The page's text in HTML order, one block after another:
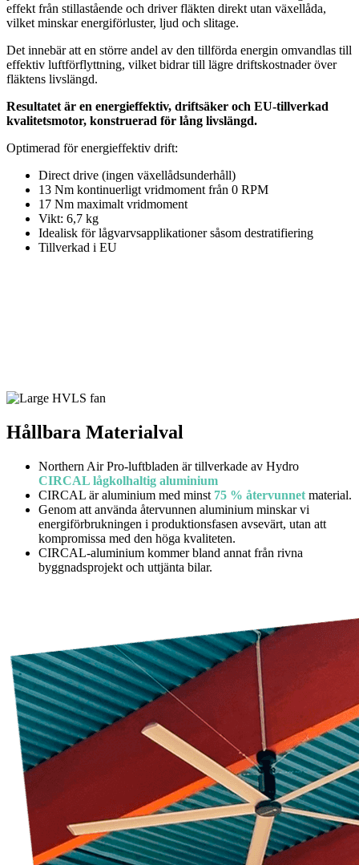
effekt från stillastående och driver fläkten direkt utan växellåda,
vilket minskar energiförluster, ljud och slitage.
Det innebär att en större andel av den tillförda energin omvandlas till
effektiv luftförflyttning, vilket bidrar till lägre driftskostnader över
fläktens livslängd.
Resultatet är en energieffektiv, driftsäker och EU-tillverkad
kvalitetsmotor, konstruerad för lång livslängd.
Optimerad för energieffektiv drift:
Direct drive (ingen växellådsunderhåll)
13 Nm kontinuerligt vridmoment från 0 RPM
17 Nm maximalt vridmoment
Vikt: 6,7 kg
Idealisk för lågvarvsapplikationer såsom destratifiering
Tillverkad i EU
Hållbara Materialval
Northern Air Pro-luftbladen är tillverkade av Hydro
CIRCAL lågkolhaltig aluminium
CIRCAL är aluminium med minst 75 % återvunnet material.
Genom att använda återvunnen aluminium minskar vi
energiförbrukningen i produktionsfasen avsevärt, utan att
kompromissa med den höga kvaliteten.
CIRCAL-aluminium kommer bland annat från rivna
byggnadsprojekt och uttjänta bilar.